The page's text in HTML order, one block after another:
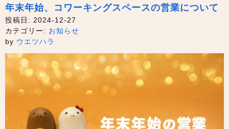
年末年始、コワーキングスペースの営業について
投稿日: 2024-12-27
カテゴリー: お知らせ
by ウエツハラ